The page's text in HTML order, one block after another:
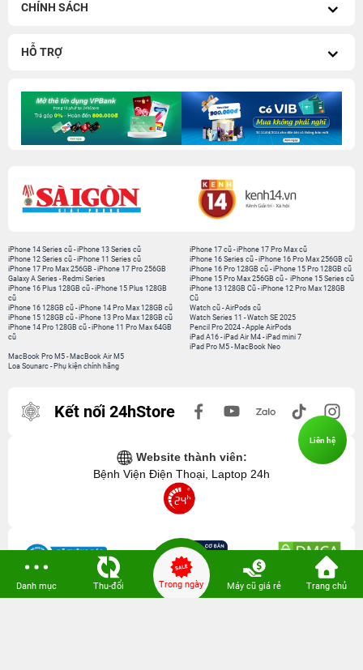
CHÍNH SÁCH
HỖ TRỢ
iPhone 14 Series cũ -iPhone 13 Series cũ
iPhone 12 Series cũ -iPhone 11 Series cũ
iPhone 17 Pro Max 256GB -iPhone 17 Pro 256GB
Galaxy A Series - Redmi Series
iPhone 17 cũ -iPhone 17 Pro Max cũ
iPhone 16 Series cũ - iPhone 16 Pro Max 256GB cũ
iPhone 16 Pro 128GB cũ -iPhone 15 Pro 128GB cũ
iPhone 15 Pro Max 256GB cũ - iPhone 15 Series cũ
iPhone 16 Plus 128GB cũ -iPhone 15 Plus 128GB
cũ
iPhone 16 128GB cũ -iPhone 14 Pro Max 128GB cũ
iPhone 15 128GB cũ -iPhone 13 Pro Max 128GB cũ
iPhone 14 Pro 128GB cũ -iPhone 11 Pro Max 64GB
cũ
iPhone 13 128GB Cũ -iPhone 12 Pro Max 128GB
Cũ
Watch cũ -AirPods cũ
Watch Series 11 -Watch SE 2025
Pencil Pro 2024 -Apple AirPods
iPad A16 -iPad Air M4 -iPad mini 7
iPad Pro M5 - MacBook Neo
MacBook Pro M5 - MacBook Air M5
Loa Sounarc - Phụ kiện chính hãng
Kết nối 24hStore
Website thành viên:
Bệnh Viện Điện Thoại, Laptop 24h
Danh mục Thu-đổi Trong ngày Máy cũ giá rẻ Trang chủ
Liên hệ